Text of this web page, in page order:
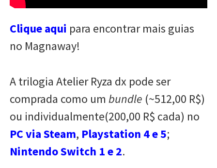
Clique aqui para encontrar mais guias
no Magnaway!
A trilogia Atelier Ryza dx pode ser
comprada como um bundle (~512,00 R$)
ou individualmente(200,00 R$ cada) no
PC via Steam, Playstation 4 e 5;
Nintendo Switch 1 e 2.